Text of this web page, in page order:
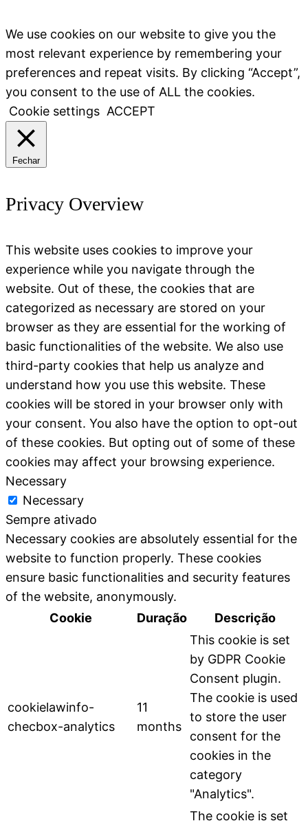
We use cookies on our website to give you the
most relevant experience by remembering your
preferences and repeat visits. By clicking “Accept”,
you consent to the use of ALL the cookies.
Cookie settings ACCEPT
Fechar
Privacy Overview
This website uses cookies to improve your
experience while you navigate through the
website. Out of these, the cookies that are
categorized as necessary are stored on your
browser as they are essential for the working of
basic functionalities of the website. We also use
third-party cookies that help us analyze and
understand how you use this website. These
cookies will be stored in your browser only with
your consent. You also have the option to opt-out
of these cookies. But opting out of some of these
cookies may affect your browsing experience.
Necessary
Necessary
Sempre ativado
Necessary cookies are absolutely essential for the
website to function properly. These cookies
ensure basic functionalities and security features
of the website, anonymously.
Cookie
Duração Descrição
cookielawinfo-
checbox-analytics
11
months
This cookie is set
by GDPR Cookie
Consent plugin.
The cookie is used
to store the user
consent for the
cookies in the
category
"Analytics".
The cookie is set